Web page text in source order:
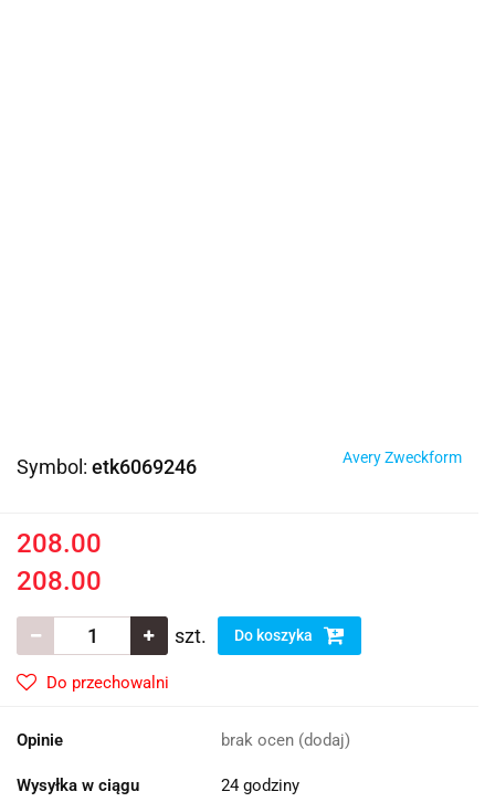
Symbol: etk6069246 Avery Zweckform
208.00
208.00
szt. Do koszyka
Do przechowalni
Opinie brak ocen (dodaj)
Wysyłka w ciągu 24 godziny